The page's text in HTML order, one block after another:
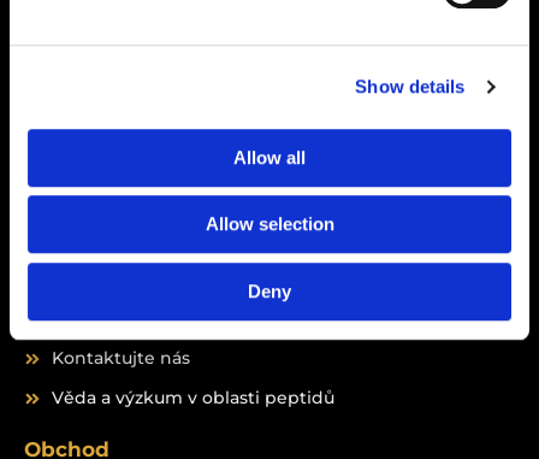
Show details
Allow all
Allow selection
Deny
O nás
Kontaktujte nás
Věda a výzkum v oblasti peptidů
Obchod
a
o
k
n
g
a
GrailFormula.com